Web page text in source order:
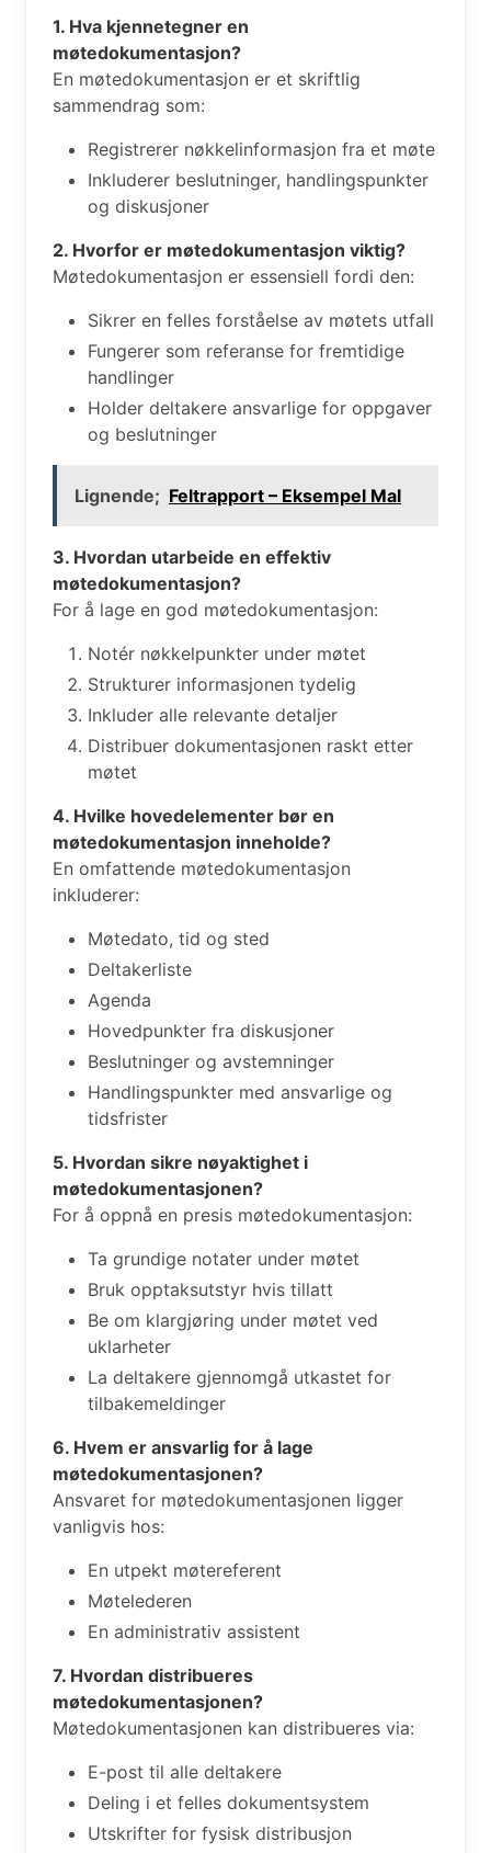
1. Hva kjennetegner en
møtedokumentasjon?
En møtedokumentasjon er et skriftlig
sammendrag som:
Registrerer nøkkelinformasjon fra et møte
Inkluderer beslutninger, handlingspunkter
og diskusjoner
2. Hvorfor er møtedokumentasjon viktig?
Møtedokumentasjon er essensiell fordi den:
Sikrer en felles forståelse av møtets utfall
Fungerer som referanse for fremtidige
handlinger
Holder deltakere ansvarlige for oppgaver
og beslutninger
Lignende; Feltrapport – Eksempel Mal
3. Hvordan utarbeide en effektiv
møtedokumentasjon?
For å lage en god møtedokumentasjon:
Notér nøkkelpunkter under møtet
Strukturer informasjonen tydelig
Inkluder alle relevante detaljer
Distribuer dokumentasjonen raskt etter
møtet
4. Hvilke hovedelementer bør en
møtedokumentasjon inneholde?
En omfattende møtedokumentasjon
inkluderer:
Møtedato, tid og sted
Deltakerliste
Agenda
Hovedpunkter fra diskusjoner
Beslutninger og avstemninger
Handlingspunkter med ansvarlige og
tidsfrister
5. Hvordan sikre nøyaktighet i
møtedokumentasjonen?
For å oppnå en presis møtedokumentasjon:
Ta grundige notater under møtet
Bruk opptaksutstyr hvis tillatt
Be om klargjøring under møtet ved
uklarheter
La deltakere gjennomgå utkastet for
tilbakemeldinger
6. Hvem er ansvarlig for å lage
møtedokumentasjonen?
Ansvaret for møtedokumentasjonen ligger
vanligvis hos:
En utpekt møtereferent
Møtelederen
En administrativ assistent
7. Hvordan distribueres
møtedokumentasjonen?
Møtedokumentasjonen kan distribueres via:
E-post til alle deltakere
Deling i et felles dokumentsystem
Utskrifter for fysisk distribusjon